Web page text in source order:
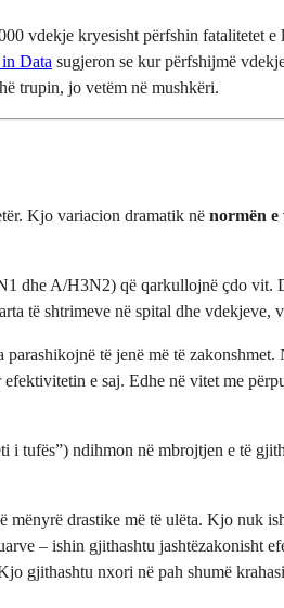
vdekje kryesisht përfshin fatalitetet
Data sugjeron se kur përfshijmë
trupin, jo vetëm në mushkëri.
Kjo variacion dramatik në normën e
dhe A/H3N2) që qarkullojnë çdo vit.
të shtrimeve në spital dhe vdekjeve,
të jenë më të
e saj. Edhe në vitet me
tufës”) ndihmon në mbrojtjen e të
drastike më të ulëta. Kjo nuk
– ishin gjithashtu jashtëzakonisht
gjithashtu nxori në pah shumë